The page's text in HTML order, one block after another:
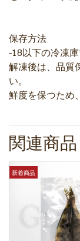
保存方法
-18以下の冷凍庫
解凍後は、品質
い。
鮮度を保つため
関連商品
新着商品